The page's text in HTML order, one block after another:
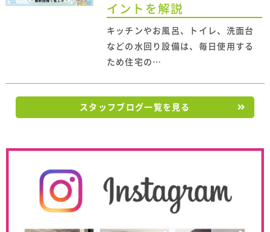
イントを解説
キッチンやお風呂、トイレ、洗面台
などの水回り設備は、毎日使用する
ため住宅の…
スタッフブログ一覧を見る